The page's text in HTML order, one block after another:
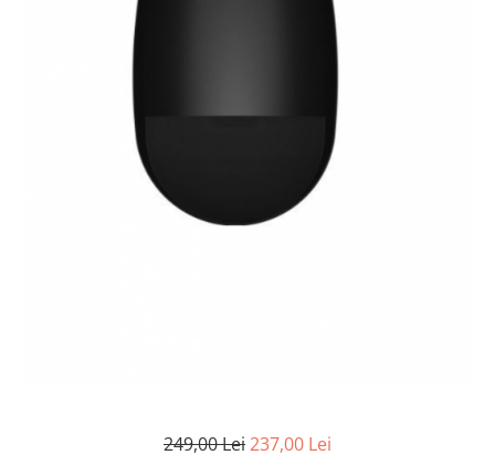
249,00 Lei237,00 Lei